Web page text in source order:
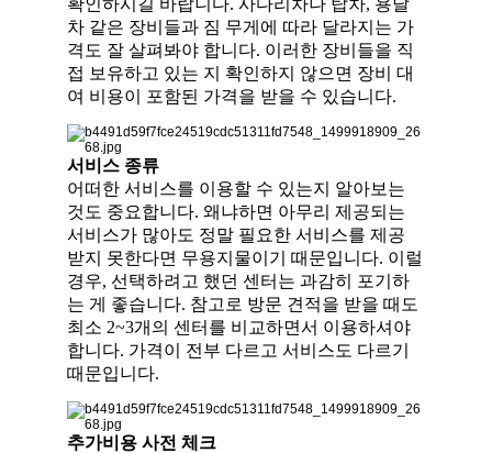
확인하시길 바랍니다. 사다리차나 탑차, 용달
차 같은 장비들과 짐 무게에 따라 달라지는 가
격도 잘 살펴봐야 합니다. 이러한 장비들을 직
접 보유하고 있는 지 확인하지 않으면 장비 대
여 비용이 포함된 가격을 받을 수 있습니다.
서비스 종류
어떠한 서비스를 이용할 수 있는지 알아보는
것도 중요합니다. 왜냐하면 아무리 제공되는
서비스가 많아도 정말 필요한 서비스를 제공
받지 못한다면 무용지물이기 때문입니다. 이럴
경우, 선택하려고 했던 센터는 과감히 포기하
는 게 좋습니다. 참고로 방문 견적을 받을 때도
최소 2~3개의 센터를 비교하면서 이용하셔야
합니다. 가격이 전부 다르고 서비스도 다르기
때문입니다.
추가비용 사전 체크